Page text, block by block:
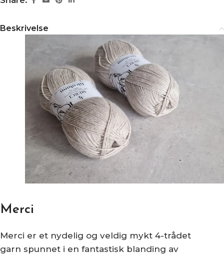
Beskrivelse
Merci
Merci er et nydelig og veldig mykt 4-trådet
garn spunnet i en fantastisk blanding av